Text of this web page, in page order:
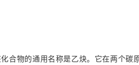
合物的通用名称是乙炔。它在两个碳